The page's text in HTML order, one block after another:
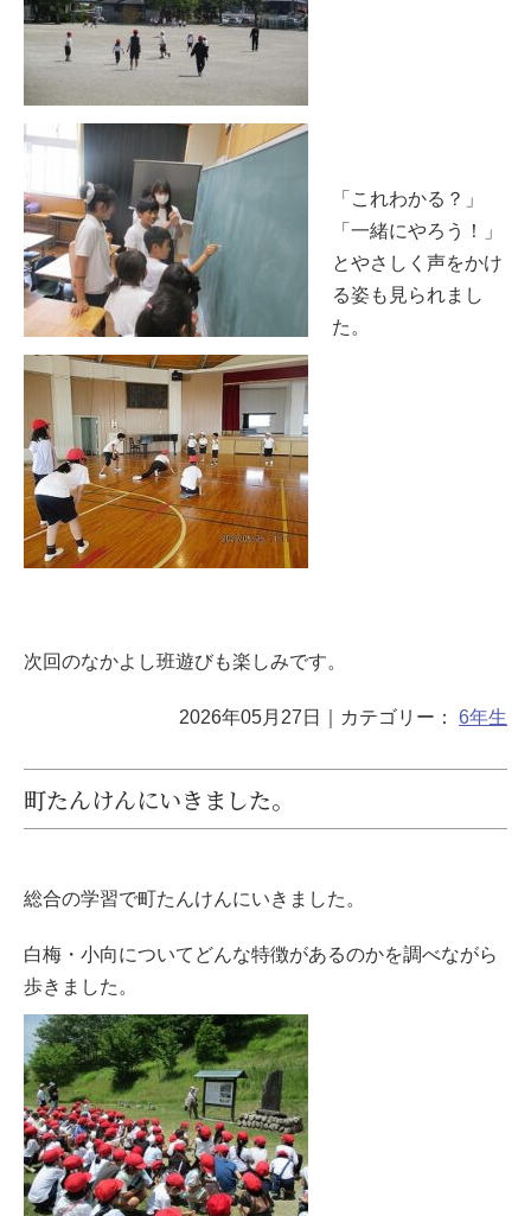
「これわかる？」
「一緒にやろう！」
とやさしく声をかけ
る姿も見られまし
た。
次回のなかよし班遊びも楽しみです。
2026年05月27日 ｜カテゴリー： 6年生
町たんけんにいきました。
総合の学習で町たんけんにいきました。
白梅・小向についてどんな特徴があるのかを調べながら
歩きました。